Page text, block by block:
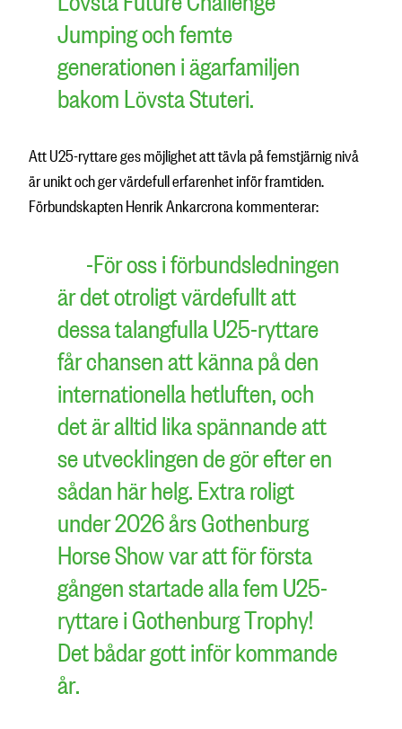
Jumping och femte
generationen i ägarfamiljen
bakom Lövsta Stuteri.
Att U25-ryttare ges möjlighet att tävla på femstjärnig nivå
är unikt och ger värdefull erfarenhet inför framtiden.
Förbundskapten Henrik Ankarcrona kommenterar:
-För oss i förbundsledningen
är det otroligt värdefullt att
dessa talangfulla U25-ryttare
får chansen att känna på den
internationella hetluften, och
det är alltid lika spännande att
se utvecklingen de gör efter en
sådan här helg. Extra roligt
under 2026 års Gothenburg
Horse Show var att för första
gången startade alla fem U25-
ryttare i Gothenburg Trophy!
Det bådar gott inför kommande
år.